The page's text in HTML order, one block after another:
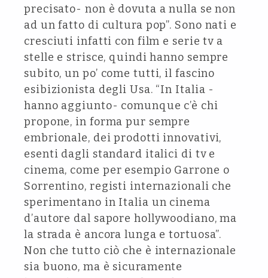
precisato- non è dovuta a nulla se non
ad un fatto di cultura pop”. Sono nati e
cresciuti infatti con film e serie tv a
stelle e strisce, quindi hanno sempre
subito, un po’ come tutti, il fascino
esibizionista degli Usa. “In Italia -
hanno aggiunto- comunque c’è chi
propone, in forma pur sempre
embrionale, dei prodotti innovativi,
esenti dagli standard italici di tv e
cinema, come per esempio Garrone o
Sorrentino, registi internazionali che
sperimentano in Italia un cinema
d’autore dal sapore hollywoodiano, ma
la strada è ancora lunga e tortuosa”.
Non che tutto ciò che è internazionale
sia buono, ma è sicuramente